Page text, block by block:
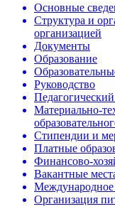
Основные
Структура и
организацией
Документы
Образование
Руководство
Педагогический
Материально-
Стипендии и
Платные
Финансово-
Вакантные
Международное
Организация